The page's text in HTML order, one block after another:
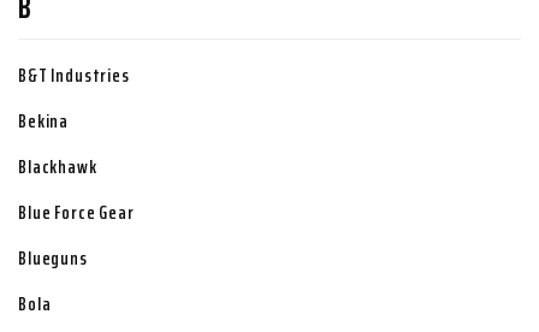
B&T Industries
Bekina
Blackhawk
Blue Force Gear
Blueguns
Bola